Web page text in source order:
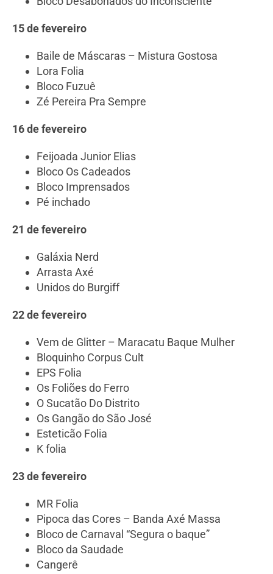
15 de fevereiro
Baile de Máscaras – Mistura Gostosa
Lora Folia
Bloco Fuzuê
Zé Pereira Pra Sempre
16 de fevereiro
Feijoada Junior Elias
Bloco Os Cadeados
Bloco Imprensados
Pé inchado
21 de fevereiro
Galáxia Nerd
Arrasta Axé
Unidos do Burgiff
22 de fevereiro
Vem de Glitter – Maracatu Baque Mulher
Bloquinho Corpus Cult
EPS Folia
Os Foliões do Ferro
O Sucatão Do Distrito
Os Gangão do São José
Esteticão Folia
K folia
23 de fevereiro
MR Folia
Pipoca das Cores – Banda Axé Massa
Bloco de Carnaval “Segura o baque”
Bloco da Saudade
Cangerê